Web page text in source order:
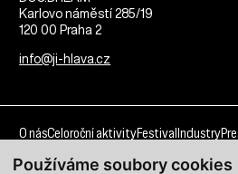
Používáme soubory cookies
Karlovo náměstí 285/19
120 00 Praha 2
info@ji-hlava.cz
O násCeloroční aktivityFestival Industry